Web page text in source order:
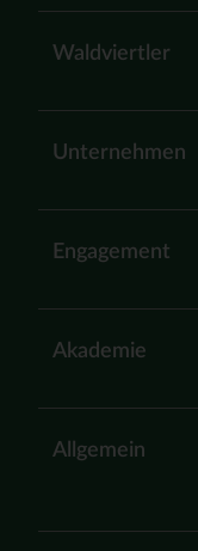
Waldviertler
Unternehmen
Engagement
Akademie
Allgemein